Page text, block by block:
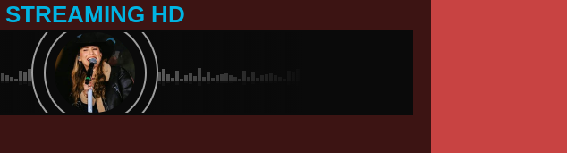
STREAMING HD